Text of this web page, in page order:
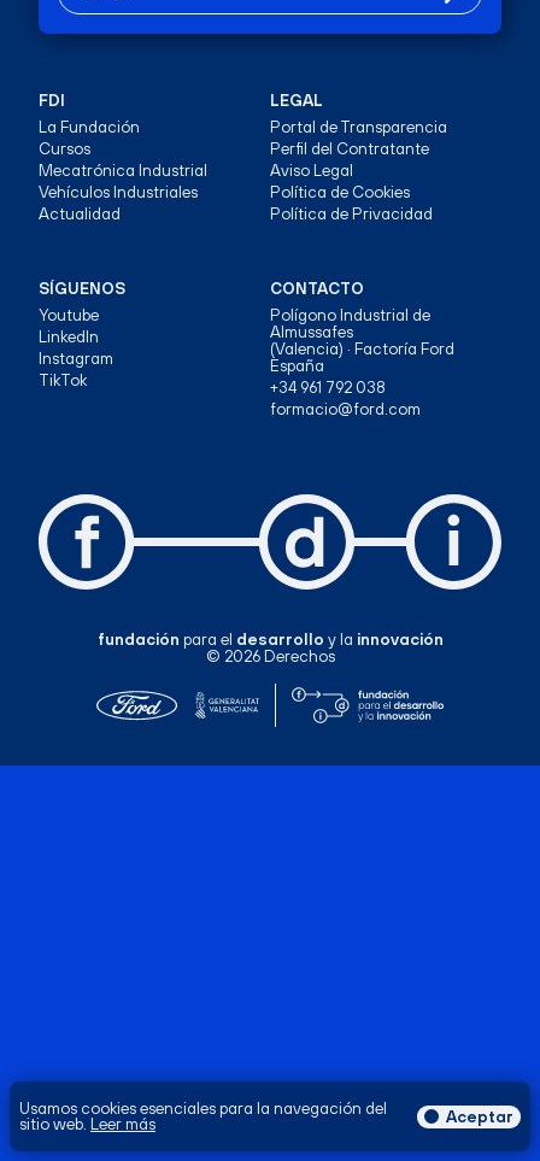
Usamos cookies esenciales para la navegación del
sitio web. Leer más Aceptar
FDI
La Fundación
Cursos
Mecatrónica Industrial
Vehículos Industriales
Actualidad
LEGAL
Portal de Transparencia
Perfil del Contratante
Aviso Legal
Política de Cookies
Política de Privacidad
SÍGUENOS
Youtube
LinkedIn
Instagram
TikTok
CONTACTO
Polígono Industrial de
Almussafes
(Valencia) · Factoría Ford
España
+34 961 792 038
formacio@ford.com
fundación para el desarrollo y la innovación
© 2026 Derechos